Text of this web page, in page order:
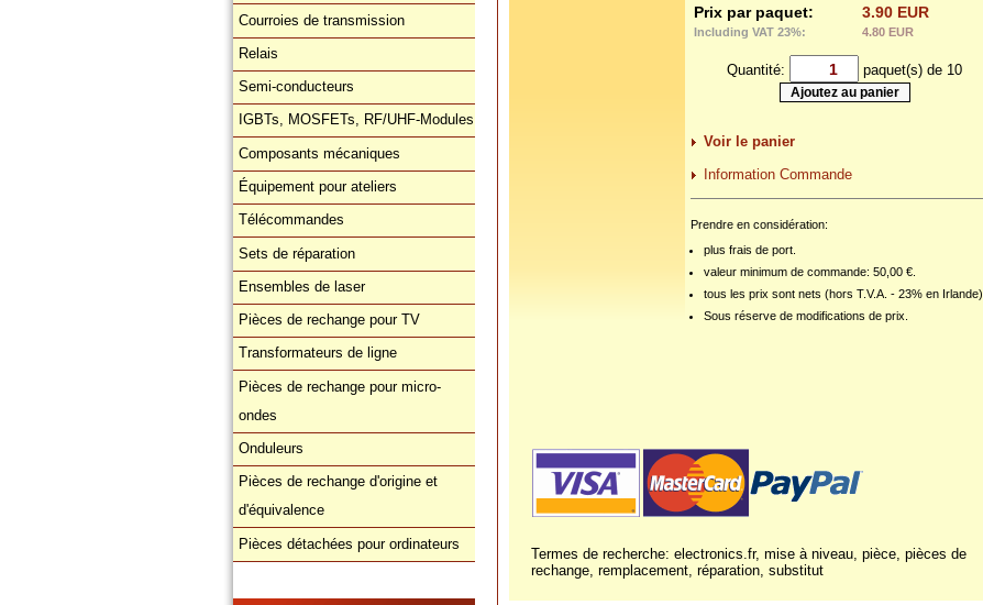
Courroies de transmission
Relais
Semi-conducteurs
IGBTs, MOSFETs, RF/UHF-Modules
Composants mécaniques
Équipement pour ateliers
Télécommandes
Sets de réparation
Ensembles de laser
Pièces de rechange pour TV
Transformateurs de ligne
Pièces de rechange pour micro-
ondes
Onduleurs
Pièces de rechange d'origine et
d'équivalence
Pièces détachées pour ordinateurs
Prix par paquet:
3.90 EUR
Including VAT 23%: 4.80 EUR
Quantité: paquet(s) de 10
Voir le panier
Information Commande
Prendre en considération:
plus frais de port.
valeur minimum de commande: 50,00 €.
tous les prix sont nets (hors T.V.A. - 23% en Irlande).
Sous réserve de modifications de prix.
Termes de recherche: electronics.fr, mise à niveau, pièce, pièces de
rechange, remplacement, réparation, substitut